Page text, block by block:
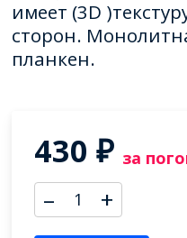
имеет (3D
сторон.
планкен.
430 ₽ за
– +